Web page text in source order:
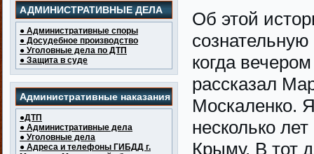
АДМИНИСТРАТИВНЫЕ ДЕЛА
● Административные споры
● Досудебное производство
● Уголовные дела по ДТП
● Защита в суде
Административные наказания
●ДТП
● Административные дела
● Уголовные дела
● Адреса и телефоны ГИБДД г.
Об этой
когда
рассказал
Москаленко.
несколько
Крыму. В тот